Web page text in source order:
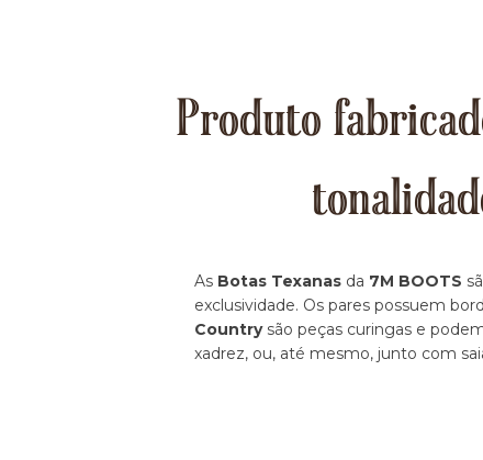
Produto
As Botas Texanas da 7M BOOTS
exclusividade. Os pares possuem
Countrysão peças curingas e
xadrez, ou, até mesmo, junto com